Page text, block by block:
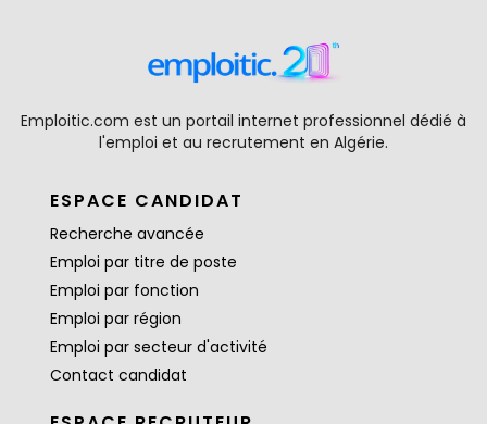
Emploitic.com est un portail internet professionnel dédié à
l'emploi et au recrutement en Algérie.
ESPACE CANDIDAT
Recherche avancée
Emploi par titre de poste
Emploi par fonction
Emploi par région
Emploi par secteur d'activité
Contact candidat